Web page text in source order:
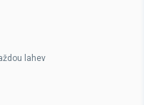
lahev